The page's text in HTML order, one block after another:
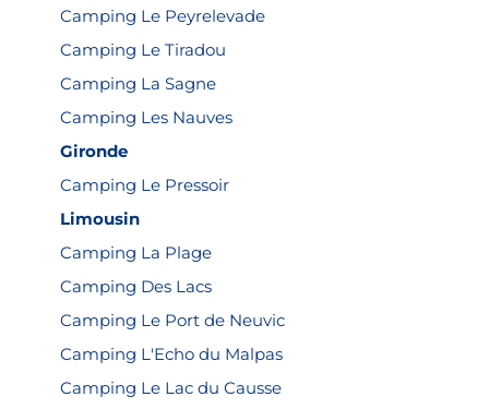
Camping Le Peyrelevade
Camping Le Tiradou
Camping La Sagne
Camping Les Nauves
Gironde
Camping Le Pressoir
Limousin
Camping La Plage
Camping Des Lacs
Camping Le Port de Neuvic
Camping L'Echo du Malpas
Camping Le Lac du Causse